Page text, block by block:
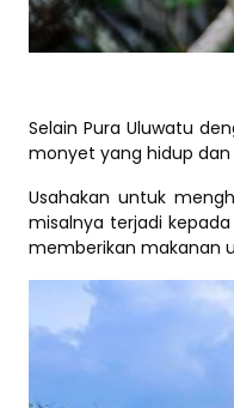
Selain Pura Uluwatu
monyet yang hidup dan
Usahakan untuk
misalnya terjadi
memberikan makanan